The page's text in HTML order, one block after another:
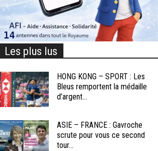
Les plus lus
HONG KONG – SPORT : Les
Bleus remportent la médaille
d’argent...
ASIE – FRANCE : Gavroche
scrute pour vous ce second
tour...